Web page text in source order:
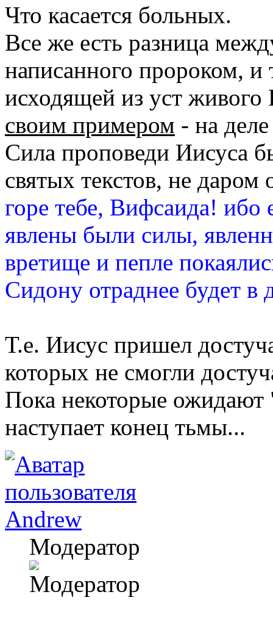
Что касается больных.
Все же есть разница
написанного пророком,
исходящей из уст живого
своим примером - на
Сила проповеди Иисуса
святых текстов, не даром
горе тебе, Вифсаида!
явлены были силы,
вретище и пепле
Сидону отраднее будет в
Т.е. Иисус пришел
которых не смогли
Пока некоторые ожидают
наступает конец тьмы...
Andrew
Модератор